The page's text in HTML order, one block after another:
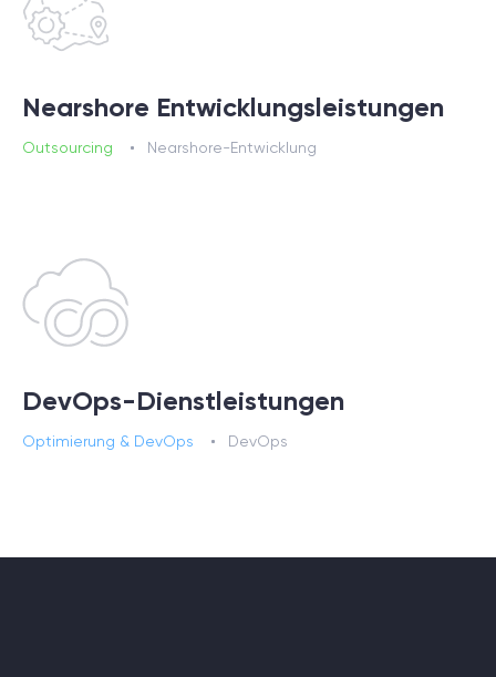
Nearshore Entwicklungsleistungen
Outsourcing Nearshore-Entwicklung
DevOps-Dienstleistungen
Optimierung & DevOps DevOps